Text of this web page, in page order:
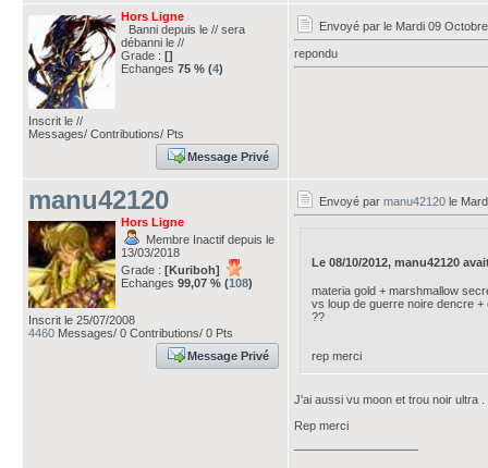
Hors Ligne
Banni depuis le // sera
débanni le //
Grade : []
Echanges 75 % (4)
Inscrit le //
Messages/ Contributions/ Pts
Message Privé
Envoyé par le Mardi 09
repondu
manu42120
Hors Ligne
Membre Inactif depuis le
13/03/2018
Grade : [Kuriboh]
Echanges 99,07 % (108)
Inscrit le 25/07/2008
4460 Messages/ 0 Contributions/ 0 Pts
Message Privé
Envoyé par manu42120 le
Le 08/10/2012, manu42120
materia gold + marshmallow
vs loup de guerre noire dencre
??
rep merci
J'ai aussi vu moon et trou noir ultra .
Rep merci